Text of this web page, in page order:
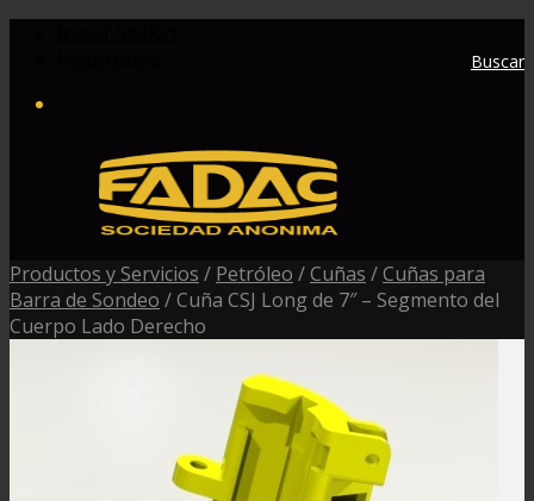
Buscar
Productos y Servicios / Petróleo /Cuñas /Cuñas para
Barra de Sondeo /Cuña CSJ Long de 7″ – Segmento del
Cuerpo Lado Derecho